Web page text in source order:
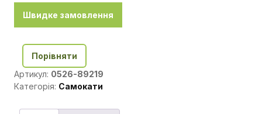
Швидке замовлення
Порівняти
Артикул: 0526-89219
Категорія: Самокати